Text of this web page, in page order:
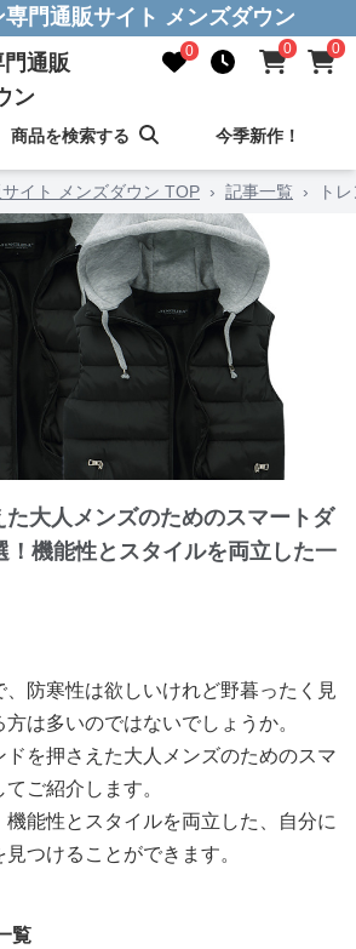
門通販サイト メンズダウン
0 0 0
商品を検索する 今季新作！
イト メンズダウン TOP › 記事一覧 › ト
た大人メンズのためのスマートダ
！機能性とスタイルを両立した一
防寒性は欲しいけれど野暮ったく見
は多いのではないでしょうか。
を押さえた大人メンズのためのスマ
ご紹介します。
能性とスタイルを両立した、自分に
つけることができます。
覧